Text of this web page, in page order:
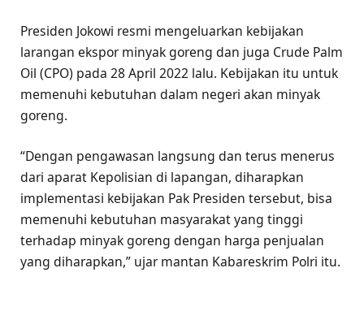
Presiden Jokowi resmi mengeluarkan kebijakan
larangan ekspor minyak goreng dan juga Crude Palm
Oil (CPO) pada 28 April 2022 lalu. Kebijakan itu untuk
memenuhi kebutuhan dalam negeri akan minyak
goreng.
“Dengan pengawasan langsung dan terus menerus
dari aparat Kepolisian di lapangan, diharapkan
implementasi kebijakan Pak Presiden tersebut, bisa
memenuhi kebutuhan masyarakat yang tinggi
terhadap minyak goreng dengan harga penjualan
yang diharapkan,” ujar mantan Kabareskrim Polri itu.